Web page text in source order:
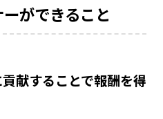
ができること
献することで報酬を得